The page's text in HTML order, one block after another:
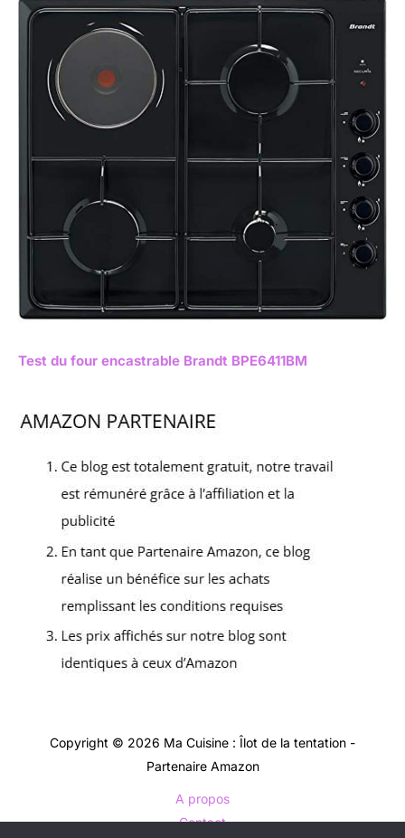
Test du four encastrable Brandt BPE6411BM
Copyright © 2026 Ma Cuisine : Îlot de la tentation -
Partenaire Amazon
A propos
Contact